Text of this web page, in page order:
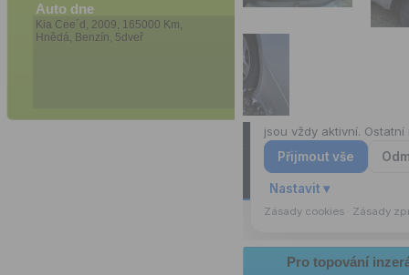
Auto dne
Kia Cee´d, 2009, 165000 Km,
Hnědá, Benzín, 5dveř
Pro topování